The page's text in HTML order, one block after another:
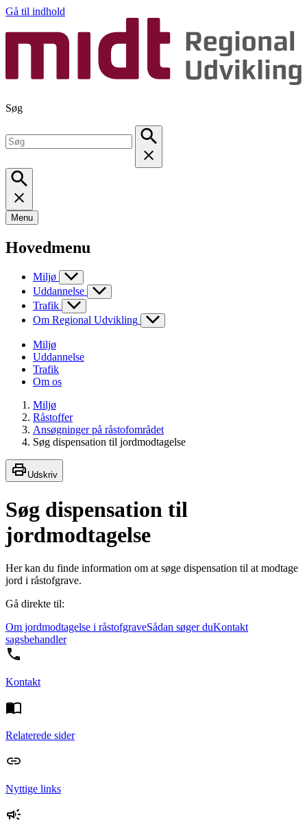
Gå til indhold
Søg
Menu
Hovedmenu
Miljø
Uddannelse
Trafik
Om Regional Udvikling
Miljø
Uddannelse
Trafik
Om os
Miljø
Råstoffer
Ansøgninger på råstofområdet
Søg dispensation til jordmodtagelse
Udskriv
Søg dispensation til
jordmodtagelse
Her kan du finde information om at søge dispensation til at modtage
jord i råstofgrave.
Gå direkte til:
Om jordmodtagelse i råstofgraveSådan søger duKontakt
sagsbehandler
Kontakt
Relaterede sider
Nyttige links